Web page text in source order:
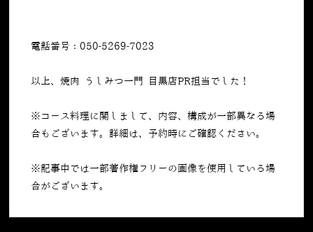
電話番号：050-5269-7023
以上、焼肉 うしみつ一門 目黒店PR担当でした！
※コース料理に関しまして、内容、構成が一部異なる場
合もございます。詳細は、予約時にご確認ください。
※記事中では一部著作権フリーの画像を使用している場
合がございます。